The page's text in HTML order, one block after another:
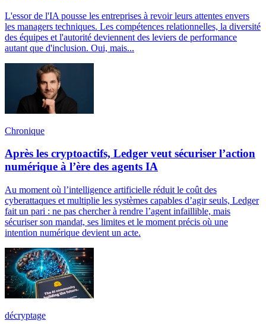
L'essor de l'IA pousse les entreprises à revoir leurs attentes envers
les managers techniques. Les compétences relationnelles, la diversité
des équipes et l'autorité deviennent des leviers de performance
autant que d'inclusion. Oui, mais...
Chronique
Après les cryptoactifs, Ledger veut sécuriser l’action
numérique à l’ère des agents IA
Au moment où l’intelligence artificielle réduit le coût des
cyberattaques et multiplie les systèmes capables d’agir seuls, Ledger
fait un pari : ne pas chercher à rendre l’agent infaillible, mais
sécuriser son mandat, ses limites et le moment précis où une
intention numérique devient un acte.
décryptage